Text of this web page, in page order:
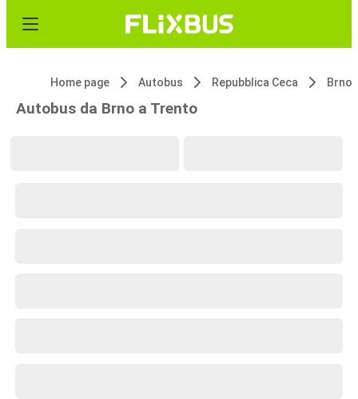
Home page Autobus Repubblica Ceca Brno
Autobus da Brno a Trento